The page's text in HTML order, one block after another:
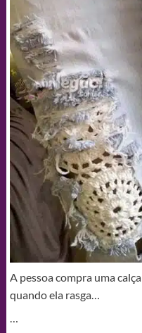
A pessoa compra uma
quando ela rasga…
…